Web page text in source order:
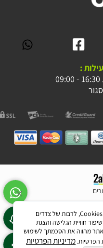
:
לידיעתך, באתרנו נעשה שימוש בקבצי Cookies, לרבות של צדדים
חוויית הגלישה והצגת
מהווה את הסכמתך לשימוש
הפרטיות. מדיניות הפרטיות